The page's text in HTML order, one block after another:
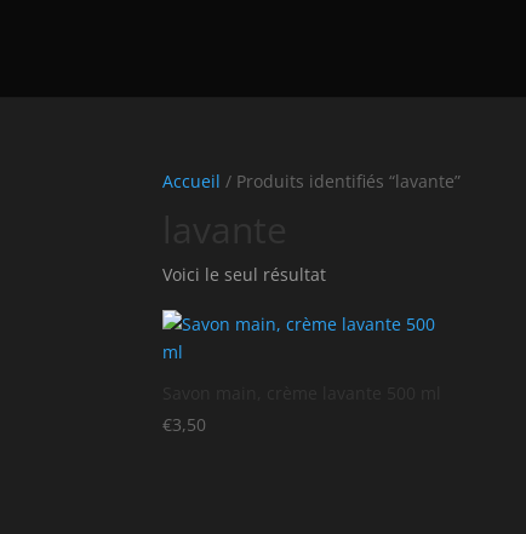
Accueil / Produits identifiés “lavante”
Voici le seul résultat
€3,50